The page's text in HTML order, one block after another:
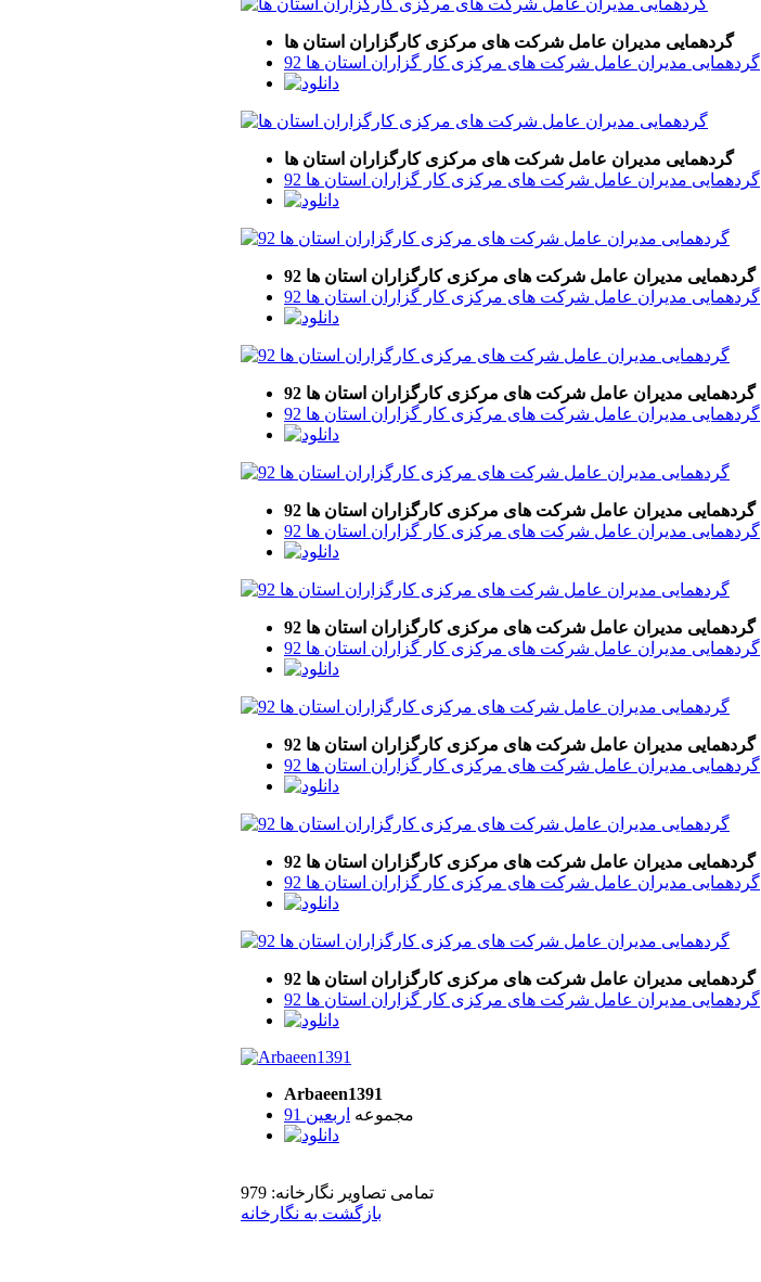
گردهمایی مدیران عامل شرکت های مرکزی کارگزاران استان ها
گردهمایی مدیران عامل شرکت های مرکزی کار گزاران استان ها 92
گردهمایی مدیران عامل شرکت های مرکزی کارگزاران استان ها
گردهمایی مدیران عامل شرکت های مرکزی کار گزاران استان ها 92
گردهمایی مدیران عامل شرکت های مرکزی کارگزاران استان ها 92
گردهمایی مدیران عامل شرکت های مرکزی کار گزاران استان ها 92
گردهمایی مدیران عامل شرکت های مرکزی کارگزاران استان ها 92
گردهمایی مدیران عامل شرکت های مرکزی کار گزاران استان ها 92
گردهمایی مدیران عامل شرکت های مرکزی کارگزاران استان ها 92
گردهمایی مدیران عامل شرکت های مرکزی کار گزاران استان ها 92
گردهمایی مدیران عامل شرکت های مرکزی کارگزاران استان ها 92
گردهمایی مدیران عامل شرکت های مرکزی کار گزاران استان ها 92
گردهمایی مدیران عامل شرکت های مرکزی کارگزاران استان ها 92
گردهمایی مدیران عامل شرکت های مرکزی کار گزاران استان ها 92
گردهمایی مدیران عامل شرکت های مرکزی کارگزاران استان ها 92
گردهمایی مدیران عامل شرکت های مرکزی کار گزاران استان ها 92
گردهمایی مدیران عامل شرکت های مرکزی کارگزاران استان ها 92
گردهمایی مدیران عامل شرکت های مرکزی کار گزاران استان ها 92
Arbaeen1391
مجموعه اربعین 91
تمامی تصاویر نگارخانه: 979
بازگشت به نگارخانه